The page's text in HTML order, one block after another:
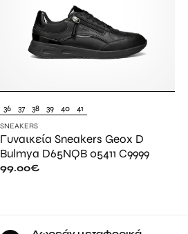
36 37 38 39 40 41
SNEAKERS
Γυναικεία Sneakers Geox D
Bulmya D65NQB 05411 C9999
99.00€